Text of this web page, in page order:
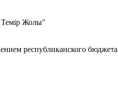
Темiр Жолы"
республиканского бюджета